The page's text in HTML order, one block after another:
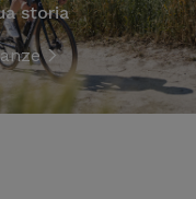
storia